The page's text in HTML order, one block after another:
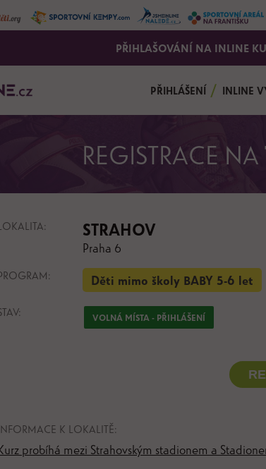
PŘIHLAŠOVÁNÍ NA INLINE
PŘIHLÁŠENÍ INLINE
REGISTRACE NA
STRAHOV
Praha 6
Děti mimo školy BABY 5-6 let
VOLNÁ MÍSTA - PŘIHLÁŠENÍ
K LOKALITĚ:
probíhá mezi Strahovským stadionem a